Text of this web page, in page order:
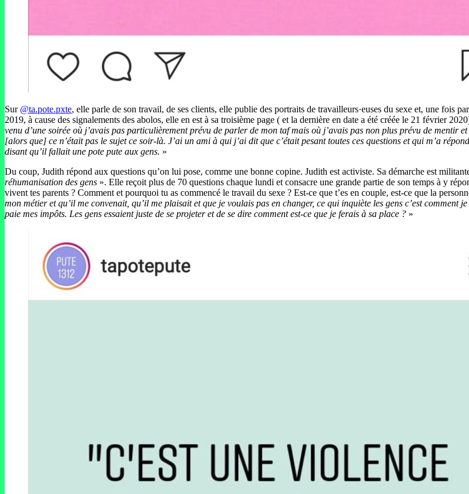
Sur @ta.pote.pxte, elle parle de son travail, de ses clients, elle publie des portraits de travailleurs·euses du sexe et, une fois
2019, à cause des signalements des abolos, elle en est à sa troisième page ( et la dernière en date a été créée le 21 février
venu d’une soirée où j’avais pas particulièrement prévu de parler de mon taf mais où j’avais pas non plus prévu de mentir
[alors que] ce n’était pas le sujet ce soir-là. J’ai un ami à qui j’ai dit que c’était pesant toutes ces questions et qui m’a
disant qu’il fallait une pote pute aux gens. »
Du coup, Judith répond aux questions qu’on lui pose, comme une bonne copine. Judith est activiste. Sa démarche est
réhumanisation des gens ». Elle reçoit plus de 70 questions chaque lundi et consacre une grande partie de son temps à y
vivent tes parents ? Comment et pourquoi tu as commencé le travail du sexe ? Est-ce que t’es en couple, est-ce que la
mon métier et qu’il me convenait, qu’il me plaisait et que je voulais pas en changer, ce qui inquiète les gens c’est
paie mes impôts. Les gens essaient juste de se projeter et de se dire comment est-ce que je ferais à sa place ? »